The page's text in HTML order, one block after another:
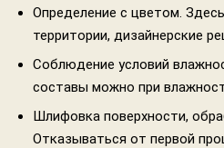
Определение с цветом.
территории, дизайнерские
Соблюдение условий
составы можно при
Шлифовка поверхности,
Отказываться от первой